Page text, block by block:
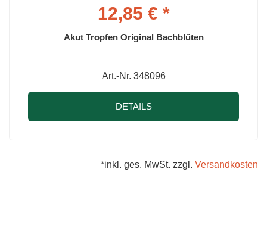
12,85 € *
Akut Tropfen Original Bachblüten
Art.-Nr. 348096
DETAILS
*inkl. ges. MwSt. zzgl. Versandkosten